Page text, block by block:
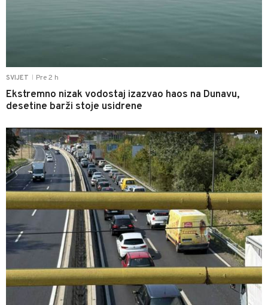
SVIJET Pre 2 h
Ekstremno nizak vodostaj izazvao haos na Dunavu,
desetine barži stoje usidrene
0